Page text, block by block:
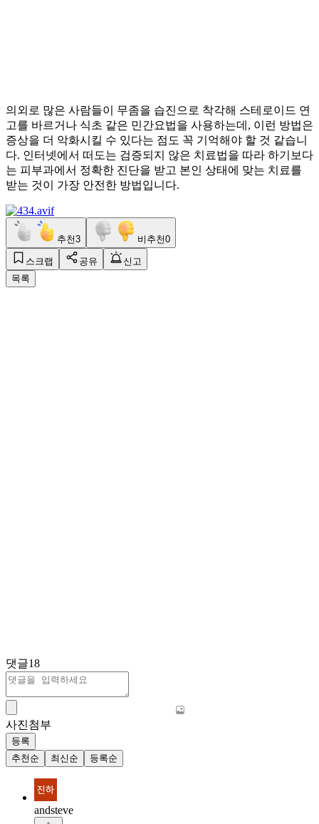
의외로 많은 사람들이 무좀을 습진으로 착각해 스테로이드 연
고를 바르거나 식초 같은 민간요법을 사용하는데, 이런 방법은
증상을 더 악화시킬 수 있다는 점도 꼭 기억해야 할 것 같습니
다. 인터넷에서 떠도는 검증되지 않은 치료법을 따라 하기보다
는 피부과에서 정확한 진단을 받고 본인 상태에 맞는 치료를
받는 것이 가장 안전한 방법입니다.
추천3 비추천0
스크랩 공유
신고
목록
댓글18
사진첨부
등록
추천순
최신순 등록순
andsteve